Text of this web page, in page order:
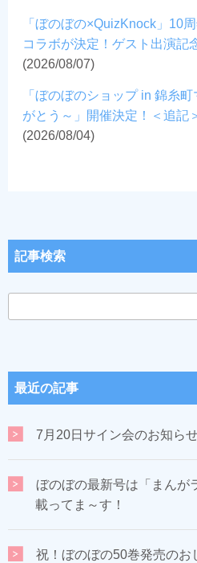
「ぼのぼの×QuizKnock」10
コラボが決定！ゲスト出演記
(2026/08/07)
「ぼのぼのショップ in 錦糸
がとう～」開催決定！＜追記
(2026/08/04)
記事検索
最近の記事
7月20日サイン会のお知ら
ぼのぼの最新号は「まんが
載ってま～す！
祝！ぼのぼの50巻発売のお